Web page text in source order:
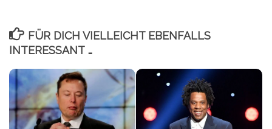
FÜR DICH VIELLEICHT EBENFALLS
INTERESSANT …